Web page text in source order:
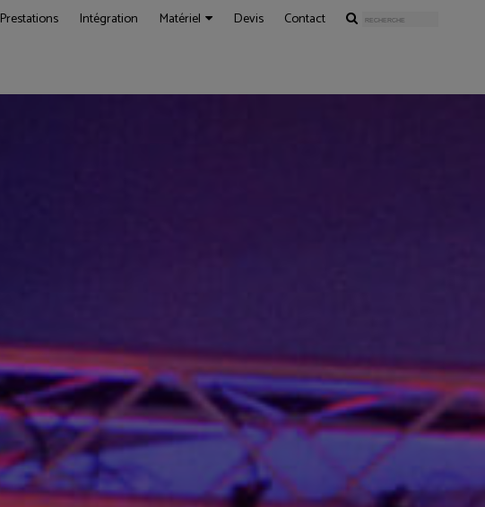
Prestations Intégration Matériel Devis Contact